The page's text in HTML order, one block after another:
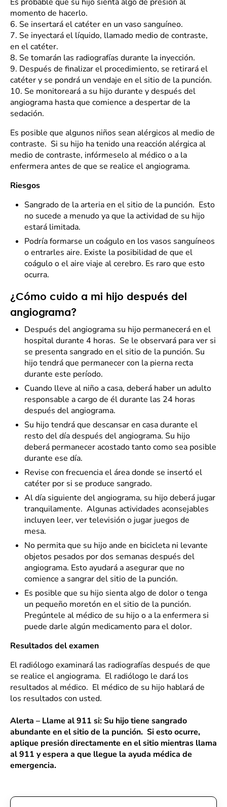
momento de hacerlo.
6. Se insertará el catéter en un vaso sanguíneo.
7. Se inyectará el líquido, llamado medio de contraste,
en el catéter.
8. Se tomarán las radiografías durante la inyección.
9. Después de finalizar el procedimiento, se retirará el
catéter y se pondrá un vendaje en el sitio de la punción.
10. Se monitoreará a su hijo durante y después del
angiograma hasta que comience a despertar de la
sedación.
Es posible que algunos niños sean alérgicos al medio de
contraste. Si su hijo ha tenido una reacción alérgica al
medio de contraste, infórmeselo al médico o a la
enfermera antes de que se realice el angiograma.
Riesgos
Sangrado de la arteria en el sitio de la punción. Esto
no sucede a menudo ya que la actividad de su hijo
estará limitada.
Podría formarse un coágulo en los vasos sanguíneos
o entrarles aire. Existe la posibilidad de que el
coágulo o el aire viaje al cerebro. Es raro que esto
ocurra.
¿Cómo cuido a mi hijo después del
angiograma?
Después del angiograma su hijo permanecerá en el
hospital durante 4 horas. Se le observará para ver si
se presenta sangrado en el sitio de la punción. Su
hijo tendrá que permanecer con la pierna recta
durante este período.
Cuando lleve al niño a casa, deberá haber un adulto
responsable a cargo de él durante las 24 horas
después del angiograma.
Su hijo tendrá que descansar en casa durante el
resto del día después del angiograma. Su hijo
deberá permanecer acostado tanto como sea posible
durante ese día.
Revise con frecuencia el área donde se insertó el
catéter por si se produce sangrado.
Al día siguiente del angiograma, su hijo deberá jugar
tranquilamente. Algunas actividades aconsejables
incluyen leer, ver televisión o jugar juegos de
mesa.
No permita que su hijo ande en bicicleta ni levante
objetos pesados por dos semanas después del
angiograma. Esto ayudará a asegurar que no
comience a sangrar del sitio de la punción.
Es posible que su hijo sienta algo de dolor o tenga
un pequeño moretón en el sitio de la punción.
Pregúntele al médico de su hijo o a la enfermera si
puede darle algún medicamento para el dolor.
Resultados del examen
El radiólogo examinará las radiografías después de que
se realice el angiograma. El radiólogo le dará los
resultados al médico. El médico de su hijo hablará de
los resultados con usted.
Alerta – Llame al 911 si: Su hijo tiene sangrado
abundante en el sitio de la punción. Si esto ocurre,
aplique presión directamente en el sitio mientras llama
al 911 y espera a que llegue la ayuda médica de
emergencia.